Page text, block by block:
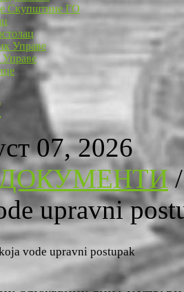
Скупштине ГО
Управе
07, 2026
upravni
vode upravni postupak